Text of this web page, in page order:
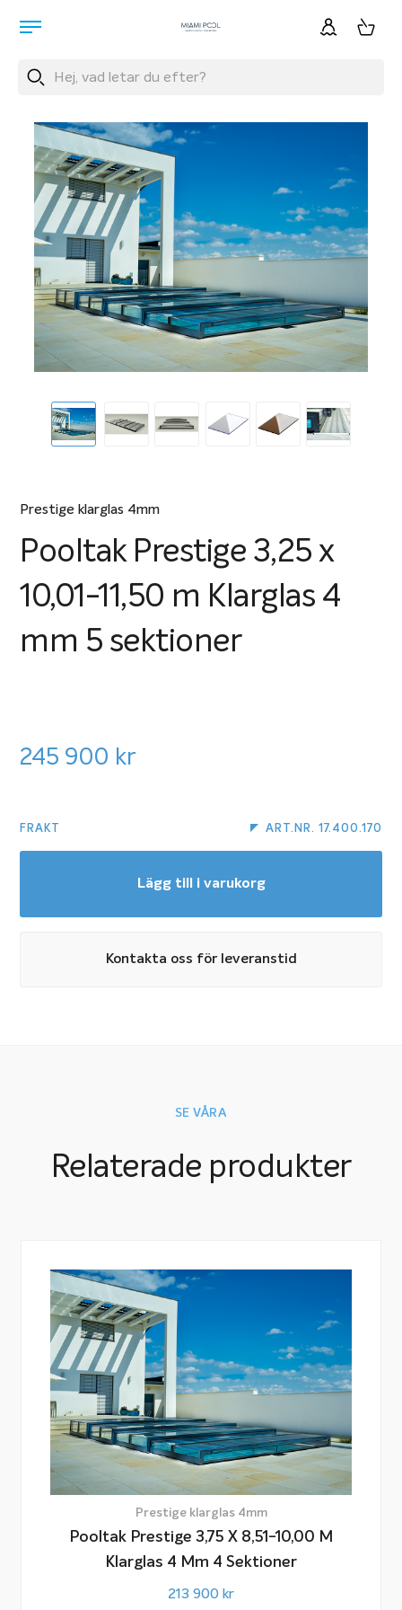
Prestige klarglas 4mm
Pooltak Prestige 3,25 x
10,01-11,50 m Klarglas 4
mm 5 sektioner
245 900 kr
FRAKT ART.NR. 17.400.170
Lägg till i varukorg
Kontakta oss för leveranstid
SE VÅRA
Relaterade produkter
Prestige klarglas 4mm
Pooltak Prestige 3,75 X 8,51-10,00 M
Klarglas 4 Mm 4 Sektioner
213 900 kr